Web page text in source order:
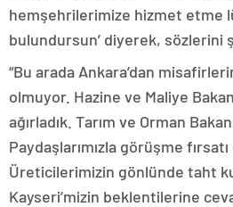
hemşehrilerimize hizmet etme
bulundursun’ diyerek, sözlerini
“Bu arada Ankara’dan
olmuyor. Hazine ve Maliye
ağırladık. Tarım ve Orman
Paydaşlarımızla görüşme
Üreticilerimizin gönlünde taht
Kayseri’mizin beklentilerine